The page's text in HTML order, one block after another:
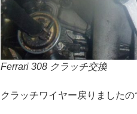
Ferrari 308 クラッチ交換
クラッチワイヤー戻りました